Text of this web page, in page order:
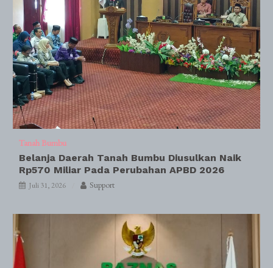
Tanah Bumbu
Belanja Daerah Tanah Bumbu Diusulkan Naik
Rp570 Miliar Pada Perubahan APBD 2026
Juli 31, 2026 Support